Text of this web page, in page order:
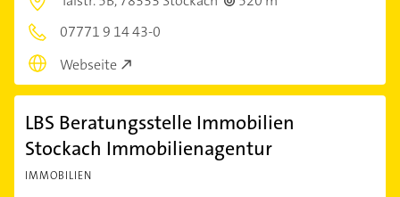
07771 9 14 43-0
Webseite
LBS Beratungsstelle Immobilien
Stockach Immobilienagentur
IMMOBILIEN